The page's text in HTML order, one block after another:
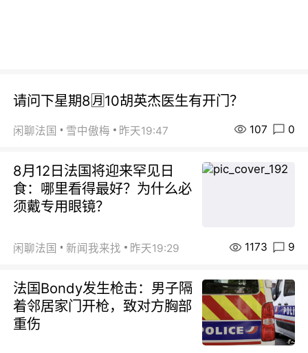
请问下星期8🈷️10胡英杰医生有开门？
闲聊法国 雪中傲梅 昨天19:47 107 0
8月12日法国将迎来罕见日
食：哪里看得最好？为什么必
须戴专用眼镜？
闲聊法国 新闻我来找 昨天19:29 1173 9
法国Bondy发生枪击：男子隔
着邻居家门开枪，致对方胸部
重伤